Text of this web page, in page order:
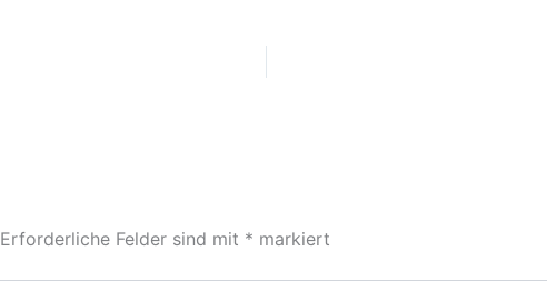
Erforderliche Felder sind mit * markiert